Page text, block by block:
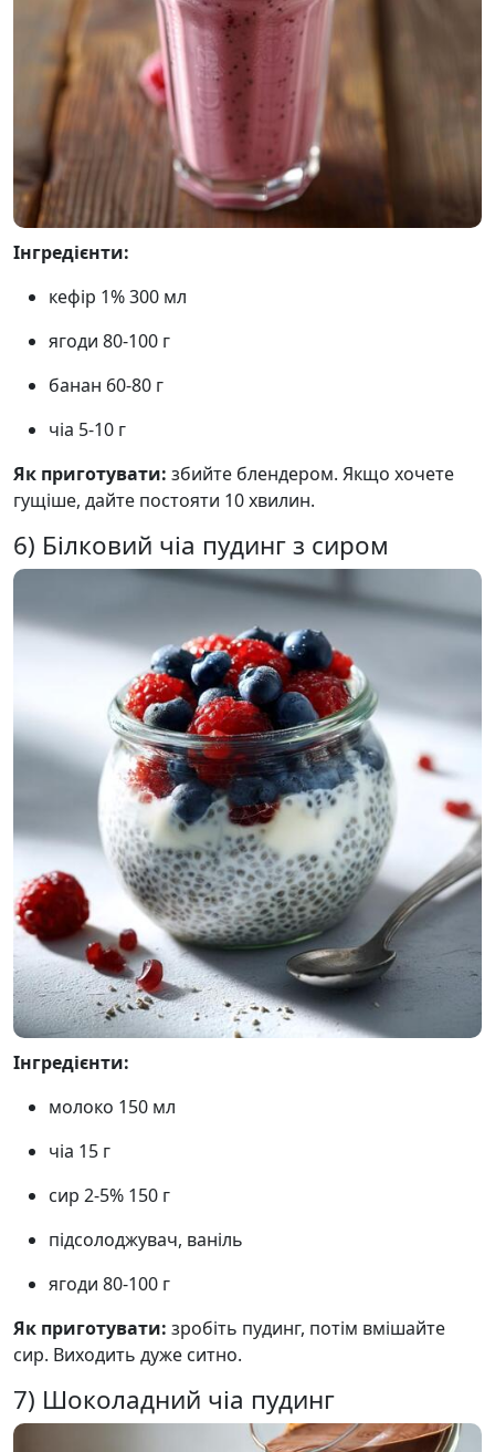
Інгредієнти:
кефір 1% 300 мл
ягоди 80-100 г
банан 60-80 г
чіа 5-10 г
Як приготувати: збийте блендером. Якщо хочете
гущіше, дайте постояти 10 хвилин.
6) Білковий чіа пудинг з сиром
Інгредієнти:
молоко 150 мл
чіа 15 г
сир 2-5% 150 г
підсолоджувач, ваніль
ягоди 80-100 г
Як приготувати: зробіть пудинг, потім вмішайте
сир. Виходить дуже ситно.
7) Шоколадний чіа пудинг